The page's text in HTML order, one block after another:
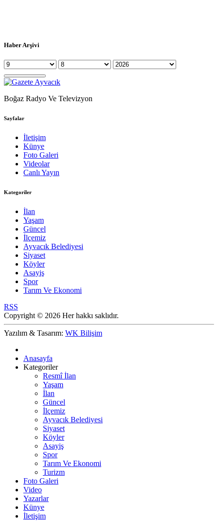
Haber Arşivi
Boğaz Radyo Ve Televizyon
Sayfalar
İletişim
Künye
Foto Galeri
Videolar
Canlı Yayın
Kategoriler
İlan
Yaşam
Güncel
İlçemiz
Ayvacık Belediyesi
Siyaset
Köyler
Asayiş
Spor
Tarım Ve Ekonomi
RSS
Copyright © 2026 Her hakkı saklıdır.
Yazılım & Tasarım: WK Bilişim
Anasayfa
Kategoriler
Resmî İlan
Yaşam
İlan
Güncel
İlçemiz
Ayvacık Belediyesi
Siyaset
Köyler
Asayiş
Spor
Tarım Ve Ekonomi
Turizm
Foto Galeri
Video
Yazarlar
Künye
İletişim